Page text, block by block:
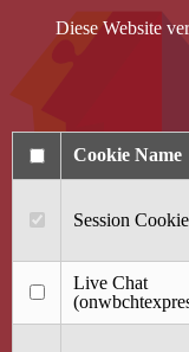
Anmelden
Startseite
Diese Website
Cookie Name
Session Cookie
Live Chat